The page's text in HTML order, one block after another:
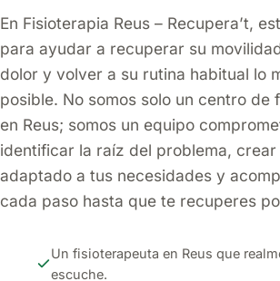
En Fisioterapia Reus – Recupera’t,
para ayudar a recuperar su
dolor y volver a su rutina habitual lo
posible. No somos solo un centro de
en Reus; somos un equipo
identificar la raíz del problema, crear
adaptado a tus necesidades y
cada paso hasta que te recuperes
Un fisioterapeuta en Reus que
escuche.